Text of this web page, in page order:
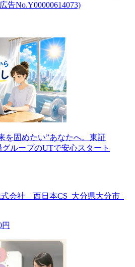
告No.Y00000614073)
を固めたい”あなたへ。東証
ループのUTで安心スタート
会社 西日本CS_大分県大分市_